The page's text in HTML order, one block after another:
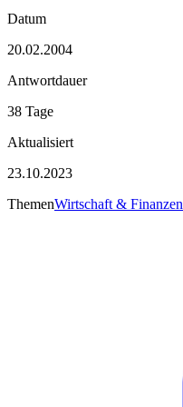
Datum
20.02.2004
Antwortdauer
38 Tage
Aktualisiert
23.10.2023
ThemenWirtschaft & Finanzen